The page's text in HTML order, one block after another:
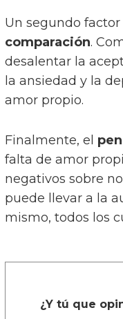
Un segundo
comparación.
desalentar la
la ansiedad y la
amor propio.
Finalmente, el
falta de amor
negativos sobre
puede llevar a la
mismo, todos los
¿Y tú que